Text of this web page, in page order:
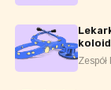
Zespół